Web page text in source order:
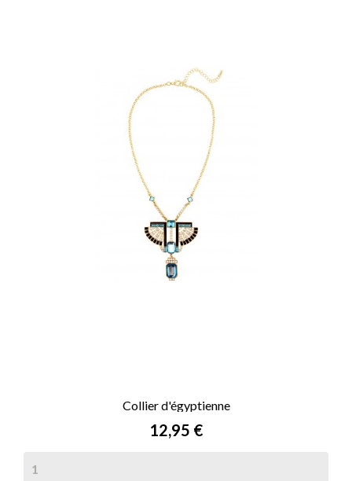
Collier d'égyptienne
Prix
12,95 €